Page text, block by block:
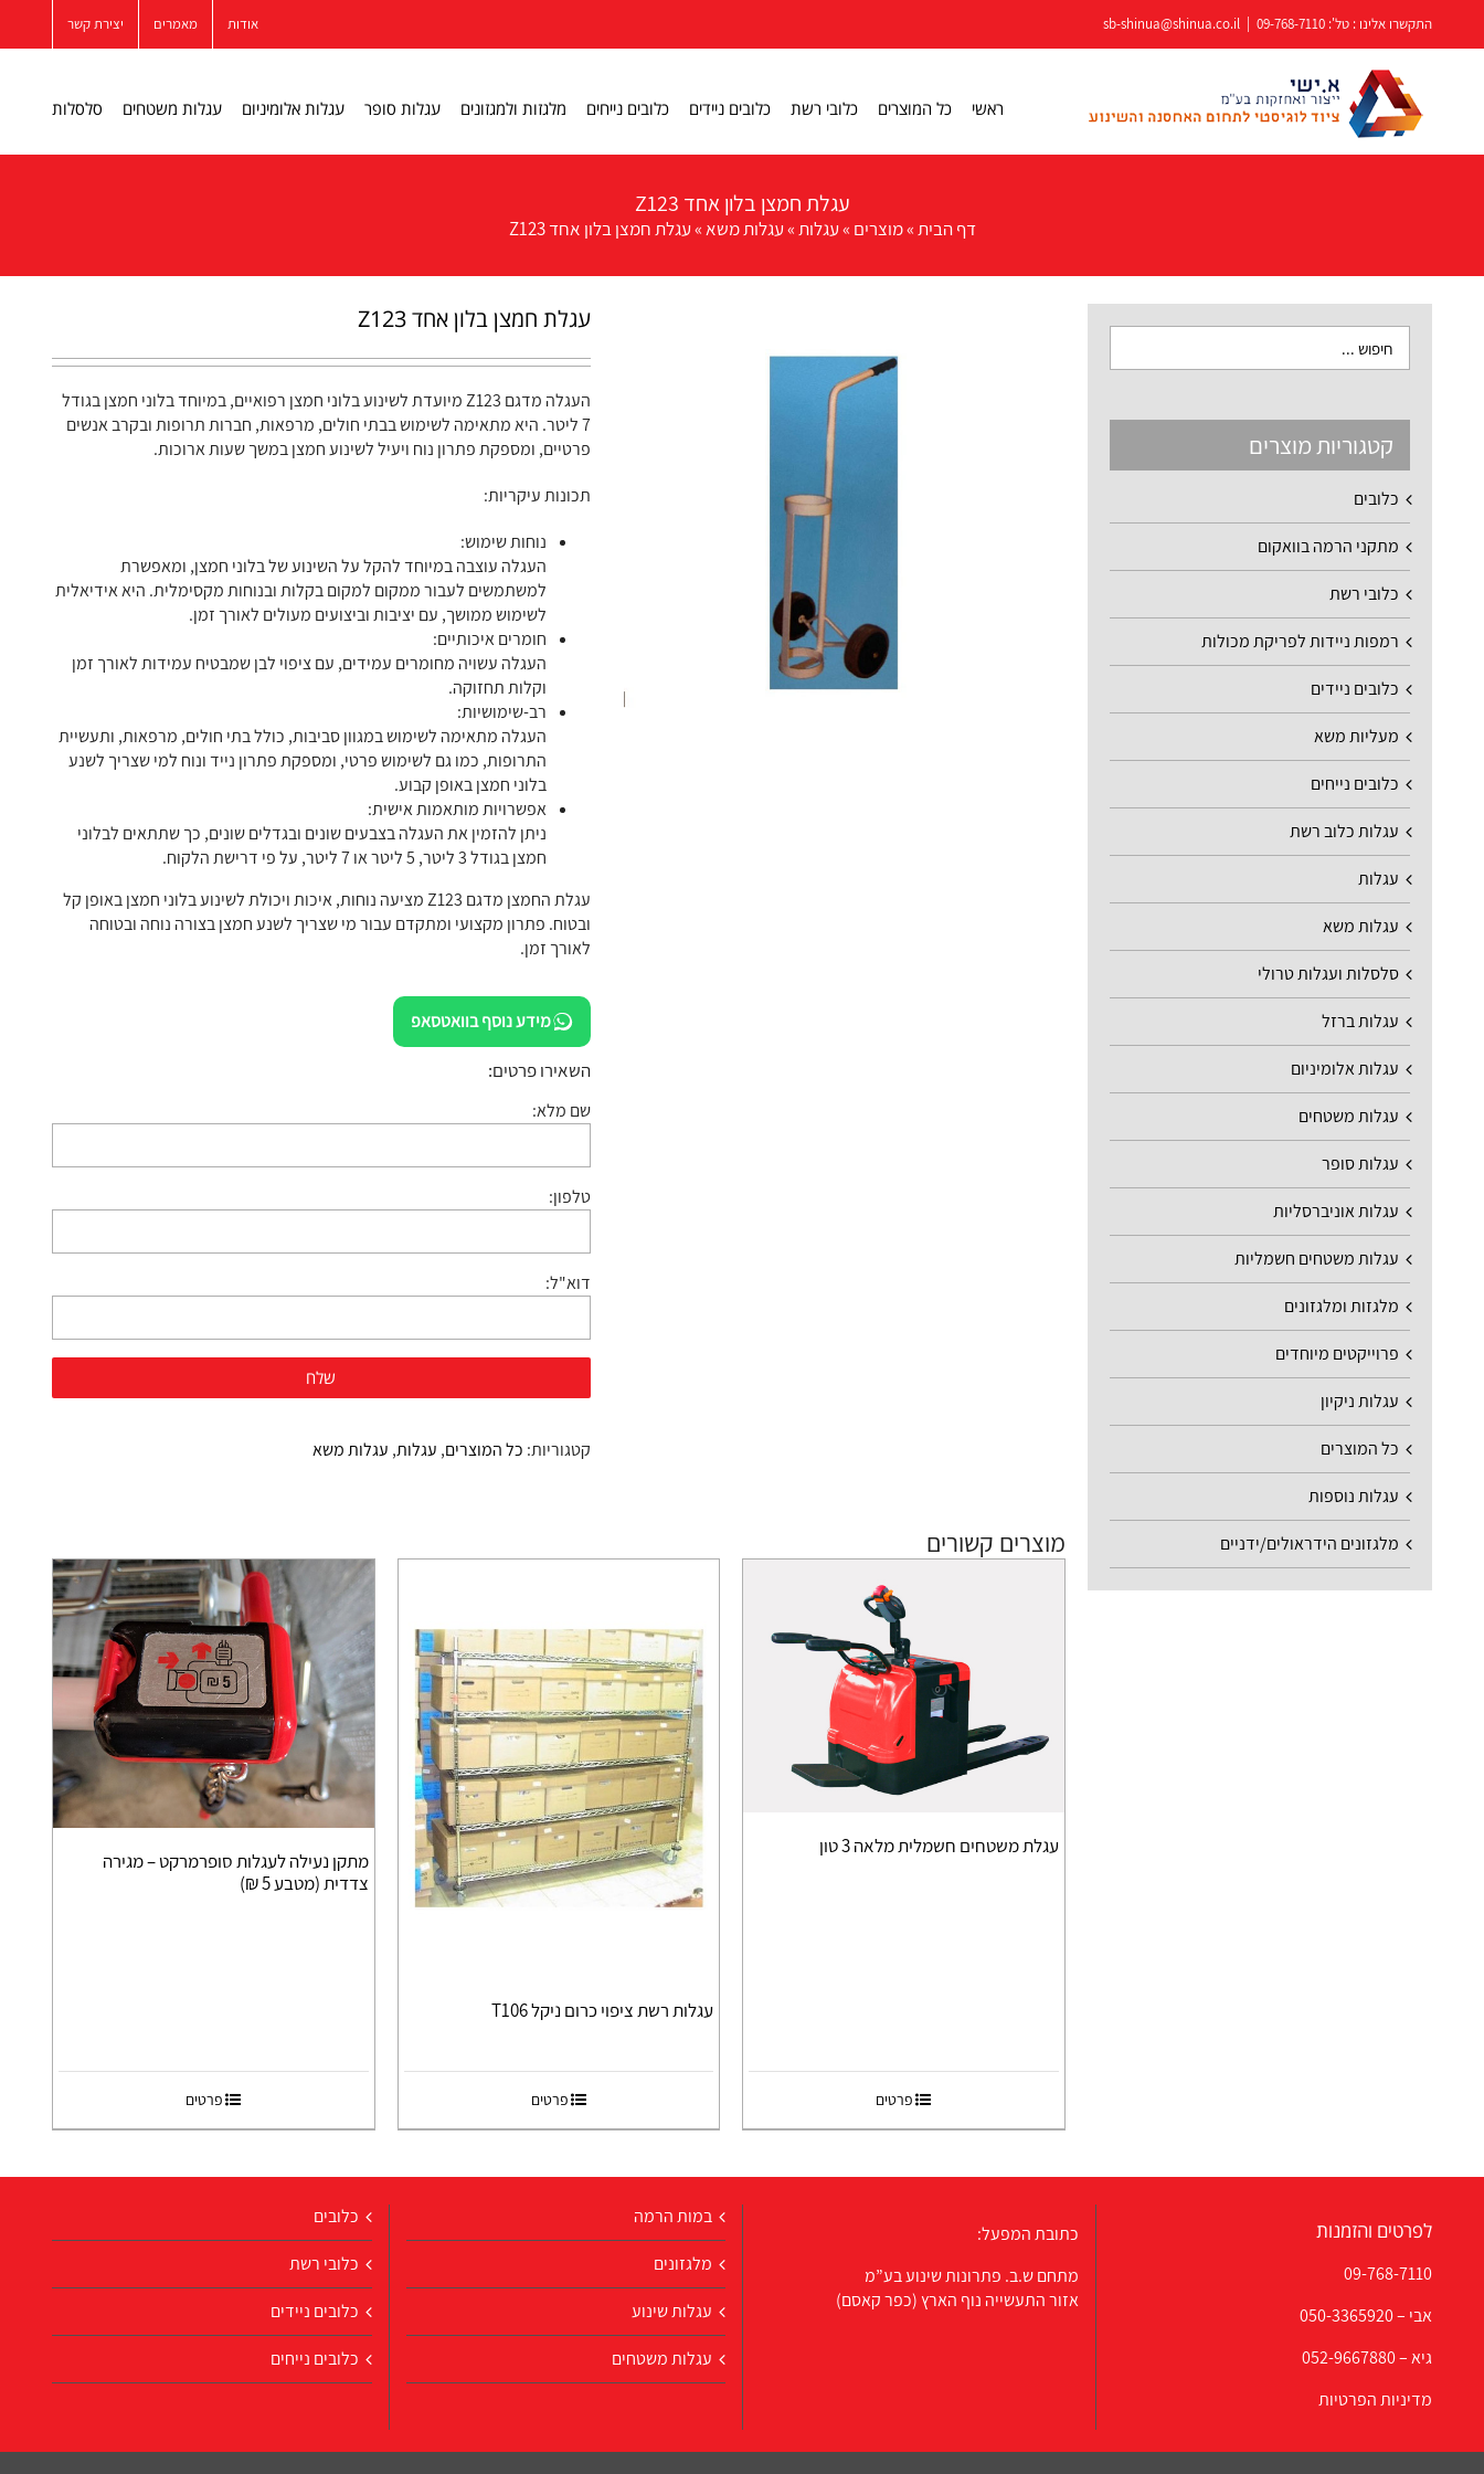
התקשרו אלינו : טל': 09-768-7110
sb-shinua@shinua.co.il אודות מאמרים יצירת קשר
ראשי כל המוצרים כלובי רשת כלובים ניידים כלובים נייחים מלגזות ולמגזונים עגלות סופר עגלות אלומיניום עגלות משטחים סלסלות
עגלת חמצן בלון אחד Z123
דף הבית»מוצרים »עגלות»עגלות משא»עגלת חמצן בלון אחד Z123
עגלת חמצן בלון אחד Z123
העגלה מדגם Z123 מיועדת לשינוע בלוני חמצן רפואיים, במיוחד בלוני חמצן בגודל
7 ליטר. היא מתאימה לשימוש בבתי חולים, מרפאות, חברות תרופות ובקרב אנשים
פרטיים, ומספקת פתרון נוח ויעיל לשינוע חמצן במשך שעות ארוכות.
תכונות עיקריות:
נוחות שימוש:
העגלה עוצבה במיוחד להקל על השינוע של בלוני חמצן, ומאפשרת
למשתמשים לעבור ממקום למקום בקלות ובנוחות מקסימלית. היא אידיאלית
לשימוש ממושך, עם יציבות וביצועים מעולים לאורך זמן.
חומרים איכותיים:
העגלה עשויה מחומרים עמידים, עם ציפוי לבן שמבטיח עמידות לאורך זמן
וקלות תחזוקה.
רב-שימושיות:
העגלה מתאימה לשימוש במגוון סביבות, כולל בתי חולים, מרפאות, ותעשיית
התרופות, כמו גם לשימוש פרטי, ומספקת פתרון נייד ונוח למי שצריך לשנע
בלוני חמצן באופן קבוע.
אפשרויות מותאמות אישית:
ניתן להזמין את העגלה בצבעים שונים ובגדלים שונים, כך שתתאים לבלוני
חמצן בגודל 3 ליטר, 5 ליטר או 7 ליטר, על פי דרישת הלקוח.
עגלת החמצן מדגם Z123 מציעה נוחות, איכות ויכולת לשינוע בלוני חמצן באופן קל
ובטוח. פתרון מקצועי ומתקדם עבור מי שצריך לשנע חמצן בצורה נוחה ובטוחה
לאורך זמן.
מידע נוסף בוואטסאפ
השאירו פרטים:
שם מלא:
טלפון:
דוא"ל:
קטגוריות: כל המוצרים, עגלות, עגלות משא
מוצרים קשורים
עגלת משטחים חשמלית מלאה 3 טון
פרטים
עגלות רשת ציפוי כרום ניקל T106
פרטים
מתקן נעילה לעגלות סופרמרקט – מגירה
צדדית (מטבע 5 ₪)
פרטים
קטגוריות מוצרים
כלובים
מתקני הרמה בוואקום
כלובי רשת
רמפות ניידות לפריקת מכולות
כלובים ניידים
מעליות משא
כלובים נייחים
עגלות כלוב רשת
עגלות
עגלות משא
סלסלות ועגלות טרולי
עגלות ברזל
עגלות אלומיניום
עגלות משטחים
עגלות סופר
עגלות אוניברסליות
עגלות משטחים חשמליות
מלגזות ומלגזונים
פרוייקטים מיוחדים
עגלות ניקיון
כל המוצרים
עגלות נוספות
מלגזונים הידראולים/ידניים
לפרטים והזמנות
09-768-7110
אבי –050-3365920
גיא –052-9667880
מדיניות הפרטיות
כתובת המפעל:
מתחם ש.ב. פתרונות שינוע בע”מ
אזור התעשייה נוף הארץ (כפר קאסם)
במות הרמה
מלגזונים
עגלות שינוע
עגלות משטחים
כלובים
כלובי רשת
כלובים ניידים
כלובים נייחים